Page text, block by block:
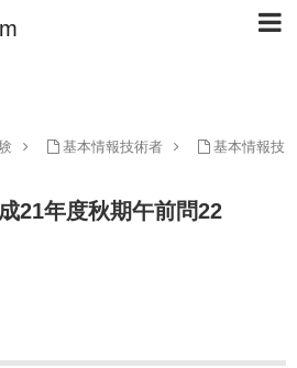
基本情報技術者
基本情報技
21年度秋期午前問22